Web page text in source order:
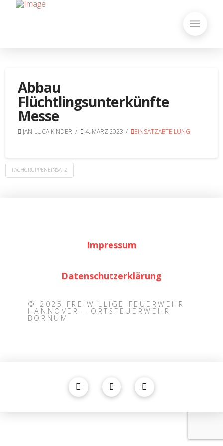
Abbau
Flüchtlingsunterkünfte
Messe
JAN-LUCA KINDER 4. MÄRZ 2023 EINSATZABTEILUNG
FACHGRUPPENEINSATZ
Impressum
Datenschutzerklärung
© 2025 FREIWILLIGE FEUERWEHR
HANNOVER - ORTSFEUERWEHR
BORNUM